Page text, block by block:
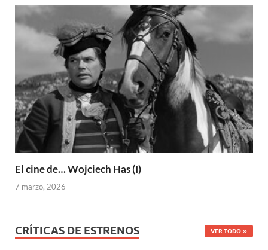
El cine de… Wojciech Has (I)
7 marzo, 2026
CRÍTICAS DE ESTRENOS VER TODO